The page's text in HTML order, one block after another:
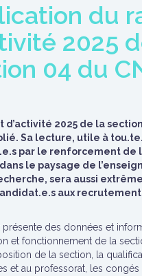
du
2025
04 du
d’activité 2025 de la
Sa lecture, utile à
par le renforcement de
le paysage de
sera aussi
aux
des données et
et fonctionnement de la
de la section, la
et au professorat, les